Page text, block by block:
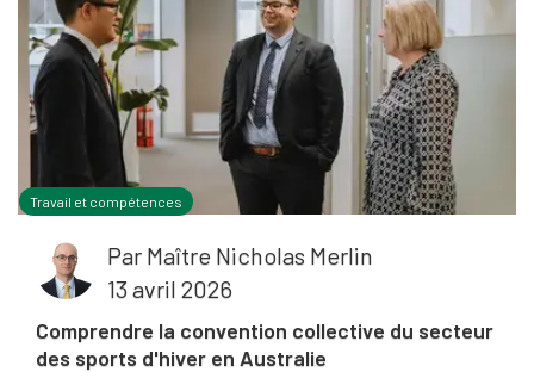
Travail et compétences
Par Maître Nicholas Merlin
13 avril 2026
Comprendre la convention collective du secteur
des sports d'hiver en Australie